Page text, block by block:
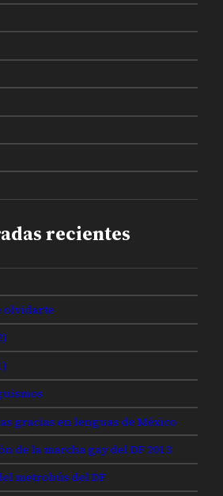
recientes
olvidarte
gracias en lenguas de México
de la marcha gay del DF 2013
metrobús del DF